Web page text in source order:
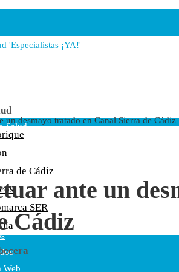
Salud
Ubrique
Web
de Cádiz
SER
un desmayo tratado en Canal Sierra de Cádiz
ante un
Cádiz